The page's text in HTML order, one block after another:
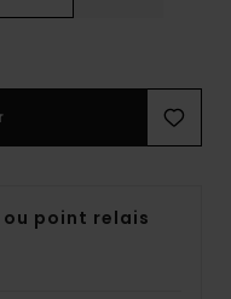
point relais